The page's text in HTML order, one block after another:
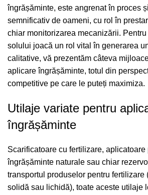
îngrășăminte, este angrenat în proces
semnificativ de oameni, cu rol în
chiar monitorizarea mecanizării.
solului joacă un rol vital în generarea
calitative, vă prezentăm câteva
aplicare îngrășăminte, totul din
competitive pe care le puteți maximiza.
Utilaje variate pentru
îngrășăminte
Scarificatoare cu fertilizare, aplicatoare
îngrășăminte naturale sau chiar
transportul produselor pentru fertilizare
solidă sau lichidă), toate aceste utilaje